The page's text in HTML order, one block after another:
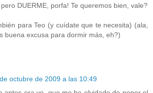
DUERME, porfa! Te queremos bien, vale?
para Teo (y cuídate que te necesita) (ala,
buena excusa para dormir más, eh?)
octubre de 2009 a las 10:49